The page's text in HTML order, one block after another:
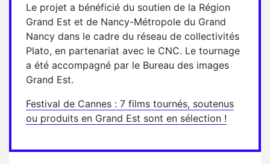
Le projet a bénéficié du soutien de la Région
Grand Est et de Nancy-Métropole du Grand
Nancy dans le cadre du réseau de collectivités
Plato, en partenariat avec le CNC. Le tournage
a été accompagné par le Bureau des images
Grand Est.
Festival de Cannes : 7 films tournés, soutenus
ou produits en Grand Est sont en sélection !